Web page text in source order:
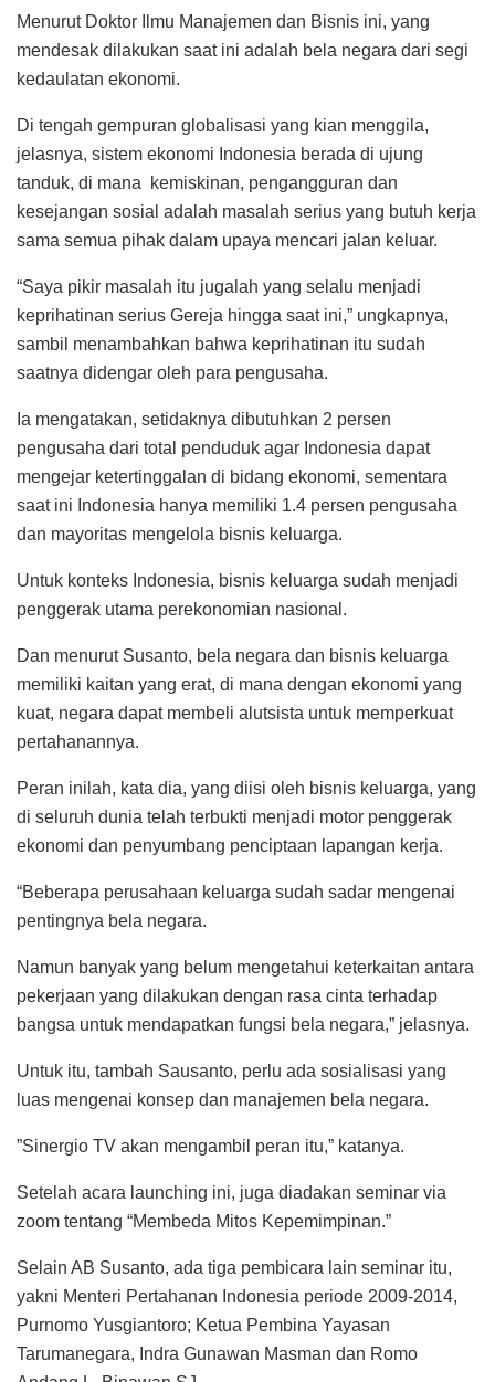
Menurut Doktor Ilmu Manajemen dan Bisnis ini, yang
mendesak dilakukan saat ini adalah bela negara dari segi
kedaulatan ekonomi.
Di tengah gempuran globalisasi yang kian menggila,
jelasnya, sistem ekonomi Indonesia berada di ujung
tanduk, di mana kemiskinan, pengangguran dan
kesejangan sosial adalah masalah serius yang butuh kerja
sama semua pihak dalam upaya mencari jalan keluar.
“Saya pikir masalah itu jugalah yang selalu menjadi
keprihatinan serius Gereja hingga saat ini,” ungkapnya,
sambil menambahkan bahwa keprihatinan itu sudah
saatnya didengar oleh para pengusaha.
Ia mengatakan, setidaknya dibutuhkan 2 persen
pengusaha dari total penduduk agar Indonesia dapat
mengejar ketertinggalan di bidang ekonomi, sementara
saat ini Indonesia hanya memiliki 1.4 persen pengusaha
dan mayoritas mengelola bisnis keluarga.
Untuk konteks Indonesia, bisnis keluarga sudah menjadi
penggerak utama perekonomian nasional.
Dan menurut Susanto, bela negara dan bisnis keluarga
memiliki kaitan yang erat, di mana dengan ekonomi yang
kuat, negara dapat membeli alutsista untuk memperkuat
pertahanannya.
Peran inilah, kata dia, yang diisi oleh bisnis keluarga, yang
di seluruh dunia telah terbukti menjadi motor penggerak
ekonomi dan penyumbang penciptaan lapangan kerja.
“Beberapa perusahaan keluarga sudah sadar mengenai
pentingnya bela negara.
Namun banyak yang belum mengetahui keterkaitan antara
pekerjaan yang dilakukan dengan rasa cinta terhadap
bangsa untuk mendapatkan fungsi bela negara,” jelasnya.
Untuk itu, tambah Sausanto, perlu ada sosialisasi yang
luas mengenai konsep dan manajemen bela negara.
”Sinergio TV akan mengambil peran itu,” katanya.
Setelah acara launching ini, juga diadakan seminar via
zoom tentang “Membeda Mitos Kepemimpinan.”
Selain AB Susanto, ada tiga pembicara lain seminar itu,
yakni Menteri Pertahanan Indonesia periode 2009-2014,
Purnomo Yusgiantoro; Ketua Pembina Yayasan
Tarumanegara, Indra Gunawan Masman dan Romo